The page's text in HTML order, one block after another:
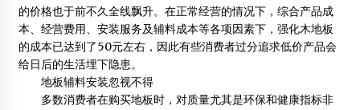
建筑实操免费讲座：装配式建筑钢混、木结构形式
2018年3月30日
去乡下建一栋奢宅
2015年7月13日
的价格也于前不久全线飘升。在正常经营的情况下，综合产品成
本、经营费用、安装服务及辅料成本等各项因素下，强化木地板
的成本已达到了50元左右，因此有些消费者过分追求低价产品会
给日后的生活埋下隐患。
地板辅料安装忽视不得
多数消费者在购买地板时，对质量尤其是环保和健康指标非